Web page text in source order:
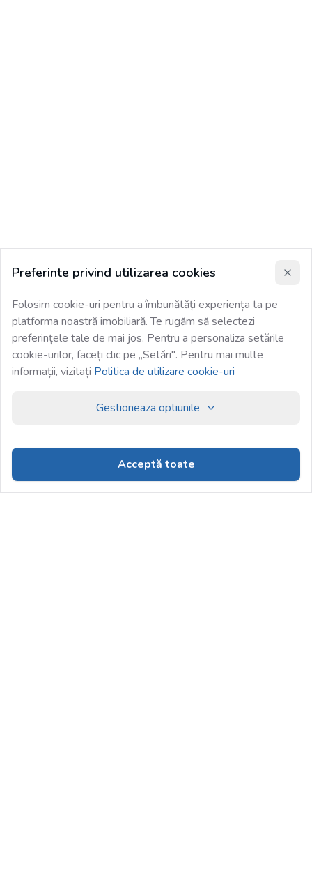
Preferinte privind utilizarea cookies
Folosim cookie-uri pentru a îmbunătăți experiența ta pe
platforma noastră imobiliară. Te rugăm să selectezi
preferințele tale de mai jos. Pentru a personaliza setările
cookie-urilor, faceți clic pe „Setări". Pentru mai multe
informații, vizitați Politica de utilizare cookie-uri
Gestioneaza optiunile
Acceptă toate